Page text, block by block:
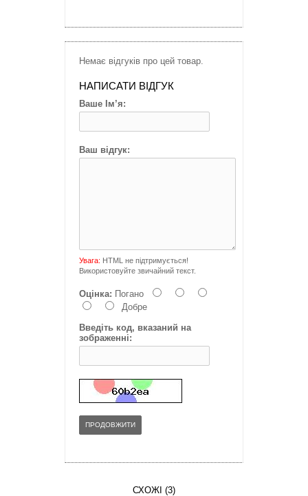
Немає відгуків про цей товар.
НАПИСАТИ ВІДГУК
Ваше Ім’я:
Ваш відгук:
Увага: HTML не підтримується!
Використовуйте звичайний текст.
Оцінка: Погано
Добре
Введіть код, вказаний на
зображенні:
ПРОДОВЖИТИ
СХОЖІ (3)